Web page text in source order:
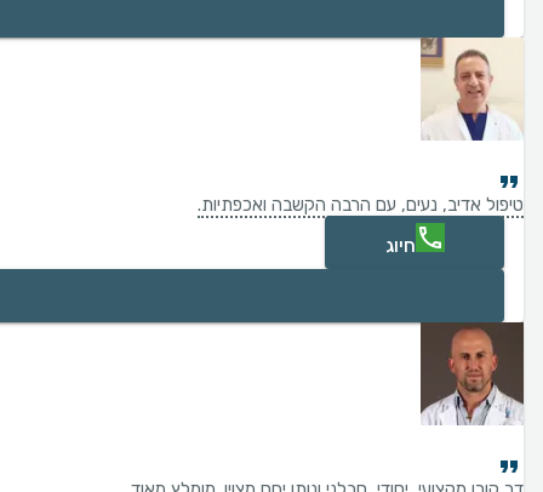
טיפול אדיב, נעים, עם הרבה הקשבה ואכפתיות.
חיוג